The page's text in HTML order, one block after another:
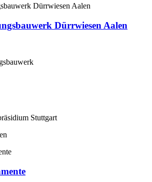
Dürrwiesen Aalen
Stuttgart